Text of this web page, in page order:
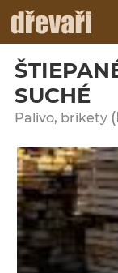
SUCHÉ
Palivo, brikety